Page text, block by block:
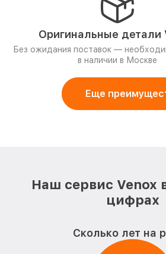
Оригинальные детали
Без ожидания поставок —
в наличии в Москве
Еще
Наш сервис Venox
цифрах
Сколько лет на